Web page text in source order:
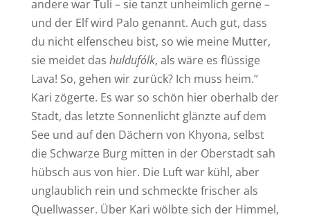
andere war Tuli – sie tanzt unheimlich gerne –
und der Elf wird Palo genannt. Auch gut, dass
du nicht elfenscheu bist, so wie meine Mutter,
sie meidet das huldufólk, als wäre es flüssige
Lava! So, gehen wir zurück? Ich muss heim.“
Kari zögerte. Es war so schön hier oberhalb der
Stadt, das letzte Sonnenlicht glänzte auf dem
See und auf den Dächern von Khyona, selbst
die Schwarze Burg mitten in der Oberstadt sah
hübsch aus von hier. Die Luft war kühl, aber
unglaublich rein und schmeckte frischer als
Quellwasser. Über Kari wölbte sich der Himmel,